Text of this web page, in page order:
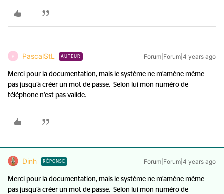
P PascalStL AUTEUR Forum|Forum|4 years ago
Merci pour la documentation, mais le système ne m’amène même
pas jusqu’à créer un mot de passe. Selon lui mon numéro de
téléphone n’est pas valide.
Dinh RÉPONSE Forum|Forum|4 years ago
Merci pour la documentation, mais le système ne m’amène même
pas jusqu’à créer un mot de passe. Selon lui mon numéro de